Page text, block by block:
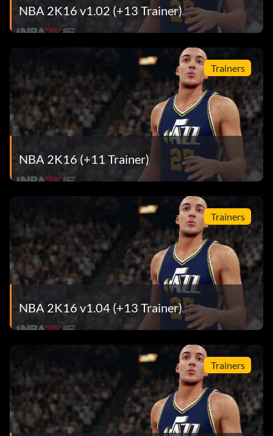
NBA 2K16 v1.02 (+13 Trainer)
Trainers
NBA 2K16 (+11 Trainer)
Trainers
NBA 2K16 v1.04 (+13 Trainer)
Trainers